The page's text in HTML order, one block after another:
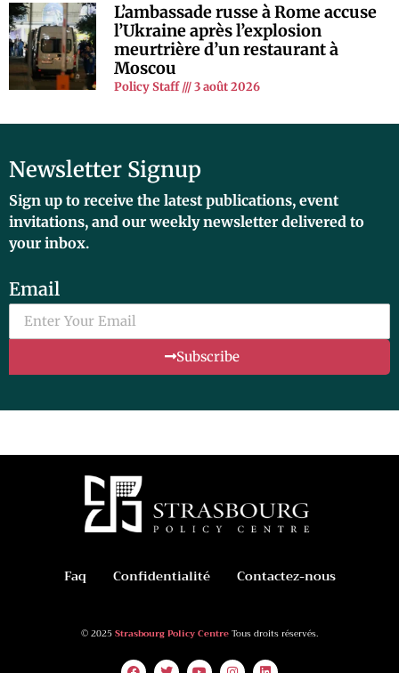
L’ambassade russe à Rome accuse
l’Ukraine après l’explosion
meurtrière d’un restaurant à
Moscou
Policy Staff 3 août 2026
Newsletter Signup
Sign up to receive the latest publications, event
invitations, and our weekly newsletter delivered to
your inbox.
Email
Subscribe
Faq Confidentialité Contactez-nous
© 2025Strasbourg Policy CentreTous droits réservés.